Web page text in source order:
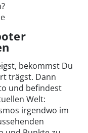
bekommst Du
trägst. Dann
und befindest
Welt:
irgendwo im